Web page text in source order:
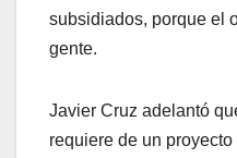
subsidiados, porque el
gente.
Javier Cruz adelantó
requiere de un